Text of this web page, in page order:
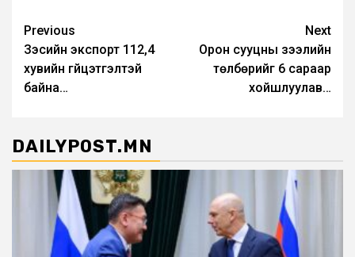
Post
navigation
Previous
Зэсийн экспорт 112,4
хувийн гүйцэтгэлтэй
байна…
Next
Орон сууцны зээлийн
төлбөрийг 6 сараар
хойшлуулав…
DAILYPOST.MN